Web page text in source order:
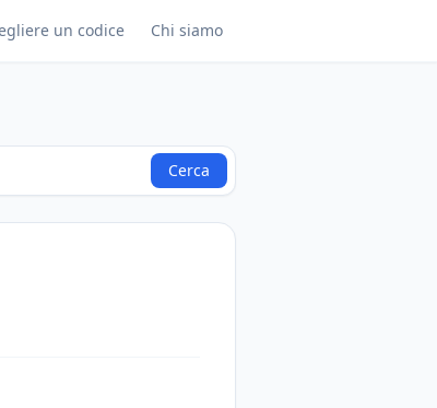
un codice Chi siamo
Cerca